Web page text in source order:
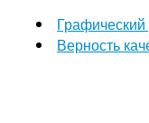
Графический
Верность